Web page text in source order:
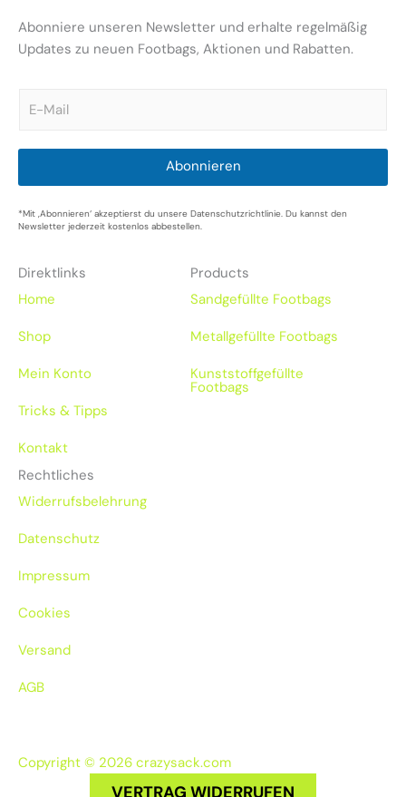
Abonniere unseren Newsletter und erhalte regelmäßig
Updates zu neuen Footbags, Aktionen und Rabatten.
m
i
*
Abonnieren
*Mit ‚Abonnieren‘ akzeptierst du unsere Datenschutzrichtlinie. Du kannst den
Newsletter jederzeit kostenlos abbestellen.
Direktlinks
Home
Shop
Mein Konto
Tricks & Tipps
Kontakt
Products
Sandgefüllte Footbags
Metallgefüllte Footbags
Kunststoffgefüllte
Footbags
Rechtliches
Widerrufsbelehrung
Datenschutz
Impressum
Cookies
Versand
AGB
Copyright © 2026 crazysack.com
VERTRAG WIDERRUFEN